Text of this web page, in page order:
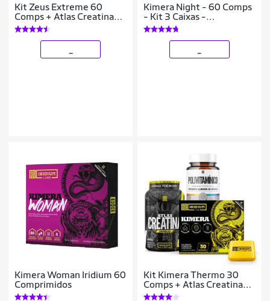
Kit Zeus Extreme 60
Comps + Atlas Creatina
150g - Iridium Labs
Kimera Night - 60 Comps
- Kit 3 Caixas -
Emagrecimento Noturno
Iridium Labs
Kimera Woman Iridium 60
Comprimidos
Kit Kimera Thermo 30
Comps + Atlas Creatina
60 Caps + Polivitamínico